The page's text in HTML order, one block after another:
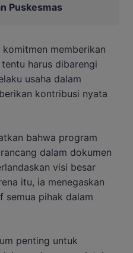
Puskesmas
memberikan
harus dibarengi
usaha dalam
kontribusi nyata
bahwa program
dalam dokumen
visi besar
itu, ia menegaskan
semua pihak dalam
penting untuk